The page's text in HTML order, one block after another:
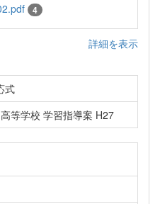
4
詳細を表示
式
等学校 学習指導案 H27